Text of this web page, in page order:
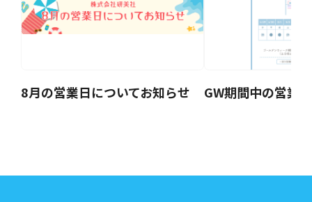
8月の営業日についてお知らせ GW期間中の営業